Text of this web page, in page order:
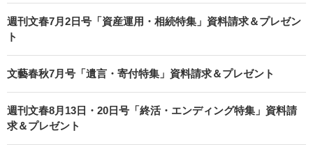
週刊文春7月2日号「資産運用・相続特集」資料請求＆プレゼン
ト
文藝春秋7月号「遺言・寄付特集」資料請求＆プレゼント
週刊文春8月13日・20日号「終活・エンディング特集」資料請
求＆プレゼント